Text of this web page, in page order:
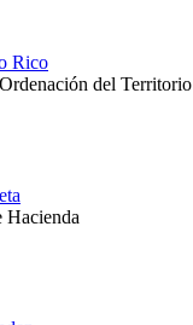
Rico
del Territorio
Hacienda